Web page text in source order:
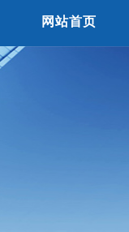
网站首页